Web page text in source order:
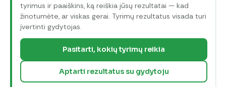
tyrimus ir paaiškins, ką reiškia jūsų rezultatai — kad
žinotumėte, ar viskas gerai. Tyrimų rezultatus visada turi
įvertinti gydytojas.
Pasitarti, kokių tyrimų reikia
Aptarti rezultatus su gydytoju